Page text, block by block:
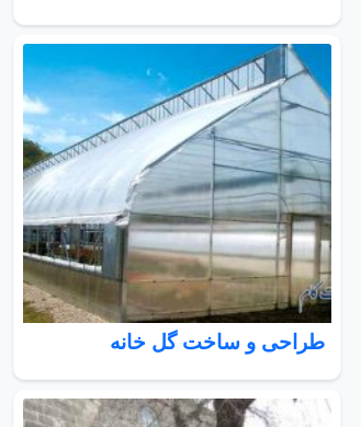
طراحی و ساخت گل خانه